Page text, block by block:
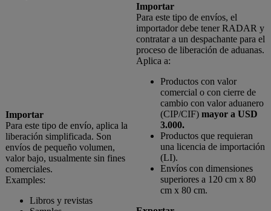
Importar
Para este tipo de envío, aplica la
liberación simplificada. Son
envíos de pequeño volumen,
valor bajo, usualmente sin fines
comerciales.
Examples:
Libros y revistas
Importar
Para este tipo de envíos, el
importador debe tener RADAR y
contratar a un despachante para el
proceso de liberación de aduanas.
Aplica a:
Productos con valor
comercial o con cierre de
cambio con valor aduanero
(CIP/CIF) mayor a USD
3.000.
Productos que requieran
una licencia de importación
(LI).
Envíos con dimensiones
superiores a 120 cm x 80
cm x 80 cm.